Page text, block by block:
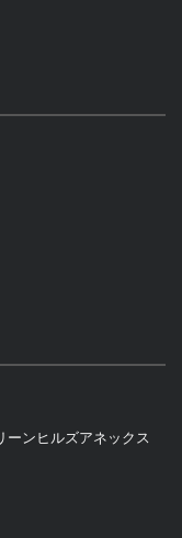
ーンヒルズアネックス